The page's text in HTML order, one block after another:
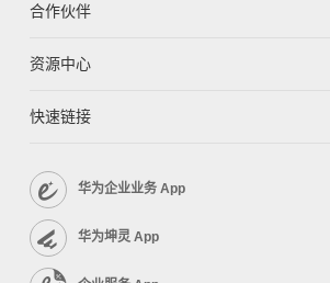
合作伙伴
资源中心
快速链接
华为企业业务 App
华为坤灵 App